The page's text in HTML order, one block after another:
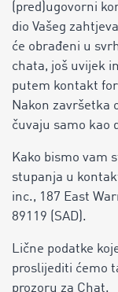
(pred)ugovorni
dio Vašeg
će obrađeni u
chata, još uvijek
putem kontakt
Nakon završetka
čuvaju samo kao
Kako bismo vam
stupanja u
inc., 187 East
89119 (SAD).
Lične podatke
proslijediti ćemo
prozoru za Chat.